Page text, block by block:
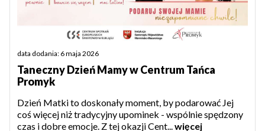
data dodania: 6 maja 2026
Taneczny Dzień Mamy w Centrum Tańca
Promyk
Dzień Matki to doskonały moment, by podarować Jej
coś więcej niż tradycyjny upominek - wspólnie spędzony
czas i dobre emocje. Z tej okazji Cent...więcej